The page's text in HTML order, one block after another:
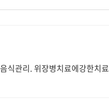
식관리. 위장병치료에강한치료